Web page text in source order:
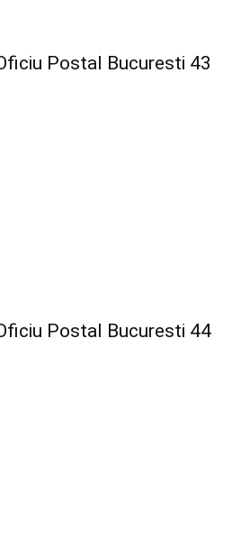
Postal Bucuresti 43
Postal Bucuresti 44